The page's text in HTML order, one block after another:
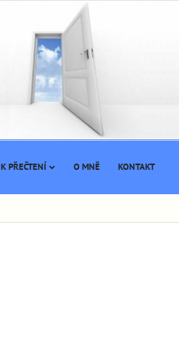
K PŘEČTENÍ O MNĚ KONTAKT